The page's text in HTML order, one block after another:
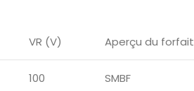
VR (V) Aperçu du forfait
100 SMBF